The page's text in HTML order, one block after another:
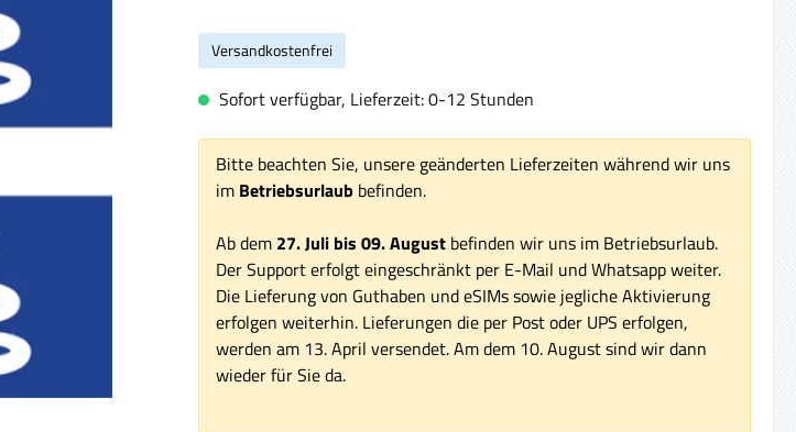
Versandkostenfrei
Sofort verfügbar, Lieferzeit: 0-12 Stunden
Bitte beachten Sie, unsere geänderten Lieferzeiten während wir uns
im Betriebsurlaub befinden.
Ab dem 27. Juli bis 09. Augustbefinden wir uns im Betriebsurlaub.
Der Support erfolgt eingeschränkt per E-Mail und Whatsapp weiter.
Die Lieferung von Guthaben und eSIMs sowie jegliche Aktivierung
erfolgen weiterhin. Lieferungen die per Post oder UPS erfolgen,
werden am 13. April versendet. Am dem 10. August sind wir dann
wieder für Sie da.